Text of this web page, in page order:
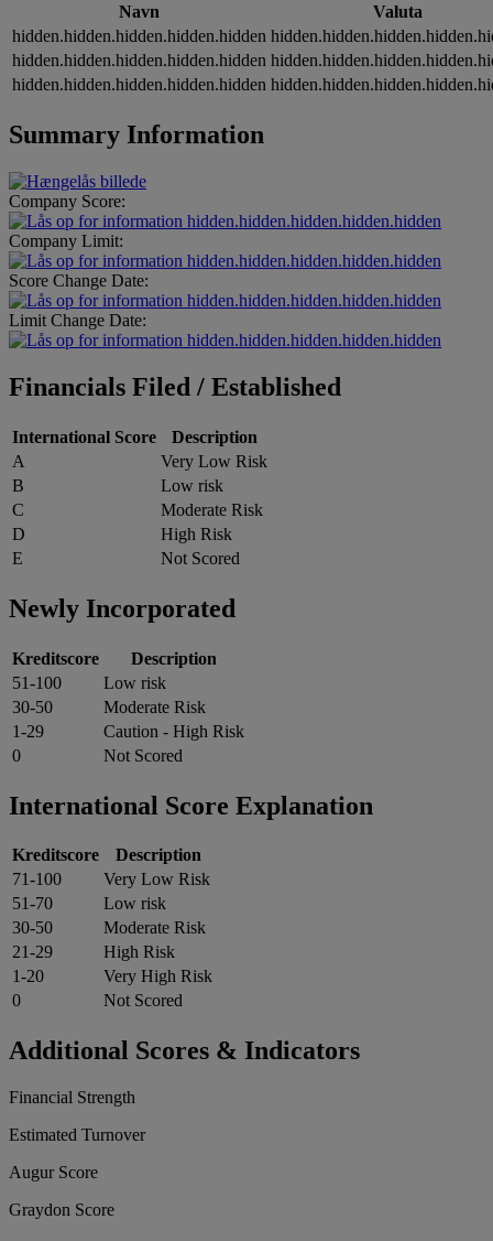
Navn
Valuta
hidden.hidden.hidden.hidden.hidden
hidden.hidden.hidden.hidden.hidden
hidden.hidden.hidden.hidden.hidden
Summary Information
Company Score:
hidden.hidden.hidden.hidden.hidden
Company Limit:
hidden.hidden.hidden.hidden.hidden
Score Change Date:
hidden.hidden.hidden.hidden.hidden
Limit Change Date:
hidden.hidden.hidden.hidden.hidden
Financials Filed / Established
International Score
Description
A
Very Low Risk
B
Low risk
C
Moderate Risk
D
High Risk
E
Not Scored
Newly Incorporated
Kreditscore
Description
51-100
Low risk
30-50
Moderate Risk
1-29
Caution - High Risk
0
Not Scored
International Score Explanation
Kreditscore
Description
71-100
Very Low Risk
51-70
Low risk
30-50
Moderate Risk
21-29
High Risk
1-20
Very High Risk
0
Not Scored
Additional Scores & Indicators
Financial Strength
Estimated Turnover
Augur Score
Graydon Score